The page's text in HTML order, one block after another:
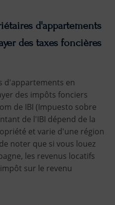
d'appartements
des taxes foncières
d'appartements en
des impôts fonciers
de IBI (Impuesto sobre
de l'IBI dépend de la
et varie d'une région
noter que si vous louez
les revenus locatifs
sur le revenu